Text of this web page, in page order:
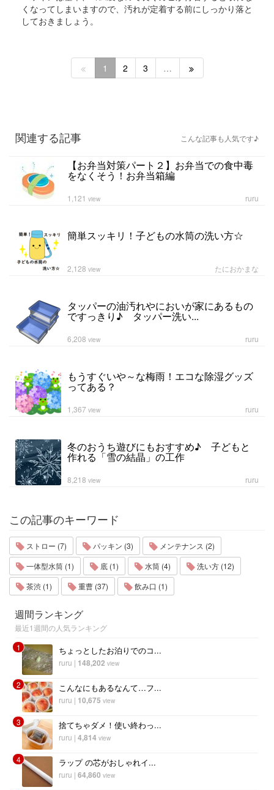
くなってしまいますので、汚れが定着する前にしっかり落と
しておきましょう。
1 2 3 …
関連する記事 こんな記事も人気です♪
【お弁当対策パート２】お弁当での食中毒
をなくそう！お弁当箱編
ruru
1,121 view
簡単スッキリ！子どもの水筒の洗い方☆
たにおかまな
2,128 view
タッパーの油汚れやにおいが家にあるもの
ですっきり♪ タッパー洗い...
ruru
6,208 view
もうすぐいや～な梅雨！エコな除湿グッズ
ってある？
ruru
1,367 view
冬のおうち遊びにもおすすめ♪ 子どもと
作れる「雪の結晶」の工作
ruru
8,218 view
この記事のキーワード
ストロー (7) パッキン (3)
メンテナンス (2)
一体型水筒 (1)
底 (1) 水筒 (4)
洗い方 (12)
茶渋 (1)
重曹 (37) 飲み口 (1)
週間ランキング
最近1週間の人気ランキング
1
ちょっとしたお泊りでのコ...
ruru | 148,202 view
2 こんなにもあるなんて…フ...
ruru | 10,675 view
3 捨てちゃダメ！使い終わっ...
ruru | 4,814 view
4 ラップ の芯がおしゃれイ...
ruru | 64,860 view